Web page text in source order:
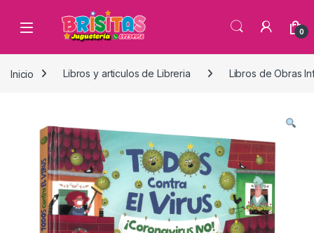
0
Inicio Libros y articulos de Libreria Libros de Obras